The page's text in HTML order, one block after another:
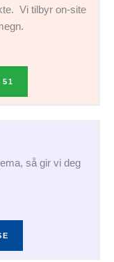
Vi tilbyr on-site
så gir vi deg